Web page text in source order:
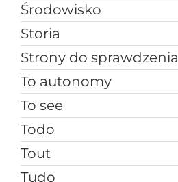
Środowisko
Storia
Strony do sprawdzenia
To autonomy
To see
Todo
Tout
Tudo